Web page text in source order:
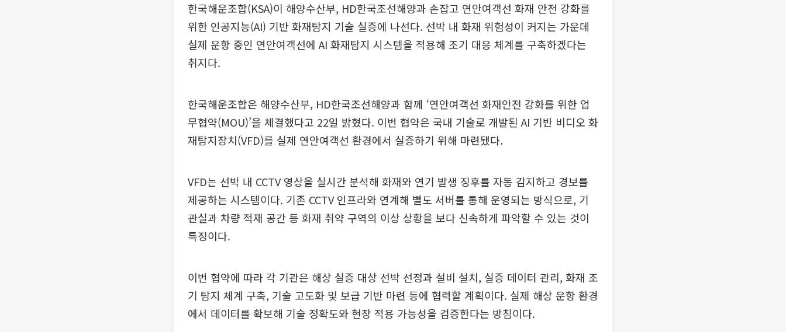
한국해운조합(KSA)이 해양수산부, HD한국조선해양과 손잡고 연안여객선 화재 안전 강화를
위한 인공지능(AI) 기반 화재탐지 기술 실증에 나선다. 선박 내 화재 위험성이 커지는 가운데
실제 운항 중인 연안여객선에 AI 화재탐지 시스템을 적용해 조기 대응 체계를 구축하겠다는
취지다.
한국해운조합은 해양수산부, HD한국조선해양과 함께 ‘연안여객선 화재안전 강화를 위한 업
무협약(MOU)’을 체결했다고 22일 밝혔다. 이번 협약은 국내 기술로 개발된 AI 기반 비디오 화
재탐지장치(VFD)를 실제 연안여객선 환경에서 실증하기 위해 마련됐다.
VFD는 선박 내 CCTV 영상을 실시간 분석해 화재와 연기 발생 징후를 자동 감지하고 경보를
제공하는 시스템이다. 기존 CCTV 인프라와 연계해 별도 서버를 통해 운영되는 방식으로, 기
관실과 차량 적재 공간 등 화재 취약 구역의 이상 상황을 보다 신속하게 파악할 수 있는 것이
특징이다.
이번 협약에 따라 각 기관은 해상 실증 대상 선박 선정과 설비 설치, 실증 데이터 관리, 화재 조
기 탐지 체계 구축, 기술 고도화 및 보급 기반 마련 등에 협력할 계획이다. 실제 해상 운항 환경
에서 데이터를 확보해 기술 정확도와 현장 적용 가능성을 검증한다는 방침이다.